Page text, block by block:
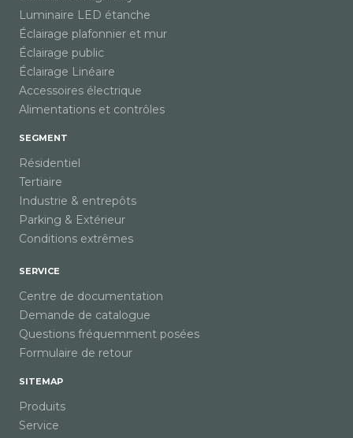
Luminaire LED étanche
Éclairage plafonnier et mur
Éclairage public
Éclairage Linéaire
Accessoires électrique
Alimentations et contrôles
SEGMENT
Résidentiel
Tertiaire
Industrie & entrepôts
Parking & Extérieur
Conditions extrêmes
SERVICE
Centre de documentation
Demande de catalogue
Questions fréquemment posées
Formulaire de retour
SITEMAP
Produits
Service